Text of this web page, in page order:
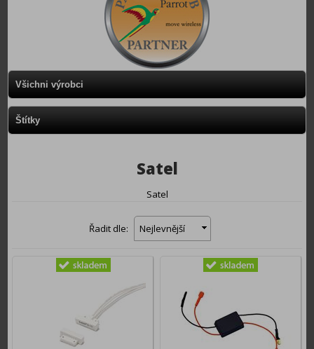
Všichni výrobci
Štítky
Satel
Satel
Řadit dle: Nejlevnější